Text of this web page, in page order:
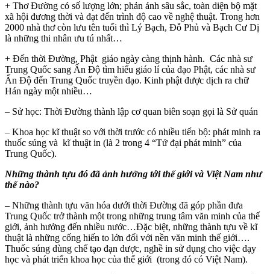
+ Thơ Đường có số lượng lớn; phản ánh sâu sắc, toàn diện bộ mặt
xã hội đương thời và đạt đến trình độ cao về nghệ thuật. Trong hơn
2000 nhà thơ còn lưu tên tuổi thì Lý Bạch, Đỗ Phủ và Bạch Cư Dị
là những thi nhân ưu tú nhất…
+ Đến thời Đường, Phật giáo ngày càng thịnh hành. Các nhà sư
Trung Quốc sang Ấn Độ tìm hiểu giáo lí của đạo Phật, các nhà sư
Ấn Độ đến Trung Quốc truyền đạo. Kinh phật được dịch ra chữ
Hán ngày một nhiều…
– Sử học: Thời Đường thành lập cơ quan biên soạn gọi là Sử quán
– Khoa học kĩ thuật so với thời trước có nhiều tiến bộ: phát minh ra
thuốc súng và kĩ thuật in (là 2 trong 4 “Tứ đại phát minh” của
Trung Quốc).
Những thành tựu đó đã ảnh hưởng tới thế giới và Việt Nam như
thế nào?
– Những thành tựu văn hóa dưới thời Đường đã góp phần đưa
Trung Quốc trở thành một trong những trung tâm văn minh của thế
giới, ảnh hưởng đến nhiều nước…Đặc biệt, những thành tựu về kĩ
thuật là những cống hiến to lớn đối với nền văn minh thế giới….
Thuốc súng dùng chế tạo đạn dược, nghề in sử dụng cho việc dạy
học và phát triển khoa học của thế giới (trong đó có Việt Nam).